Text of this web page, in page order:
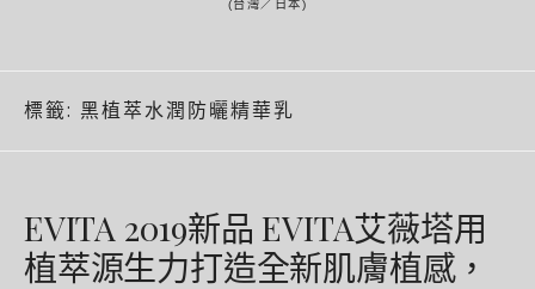
(台灣／日本)
標籤: 黑植萃水潤防曬精華乳
EVITA 2019新品 EVITA艾薇塔用
植萃源生力打造全新肌膚植感，